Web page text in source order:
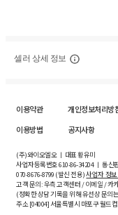
셀러 상세 정보
이용약관 개인정보처리방
이용방법
공지사항
(주)와이오엘오 ㅣ 대표 황유미
사업자등록번호610-86-34204ㅣ 통신
070-8676-8799 (발신 전용)사업자 정
고객 문의: 우측 고객센터 / 이메일 / 카
(정확한 상담 기록을 위해 유선상 문의
주소 [04004] 서울특별시 마포구 월드